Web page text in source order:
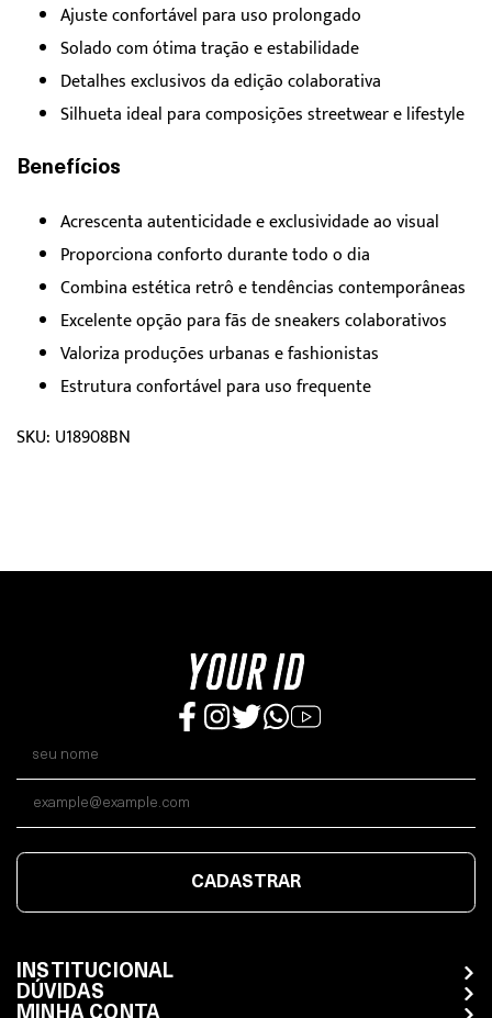
Ajuste confortável para uso prolongado
Solado com ótima tração e estabilidade
Detalhes exclusivos da edição colaborativa
Silhueta ideal para composições streetwear e lifestyle
Benefícios
Acrescenta autenticidade e exclusividade ao visual
Proporciona conforto durante todo o dia
Combina estética retrô e tendências contemporâneas
Excelente opção para fãs de sneakers colaborativos
Valoriza produções urbanas e fashionistas
Estrutura confortável para uso frequente
SKU: U18908BN
CADASTRAR
INSTITUCIONAL
DÚVIDAS